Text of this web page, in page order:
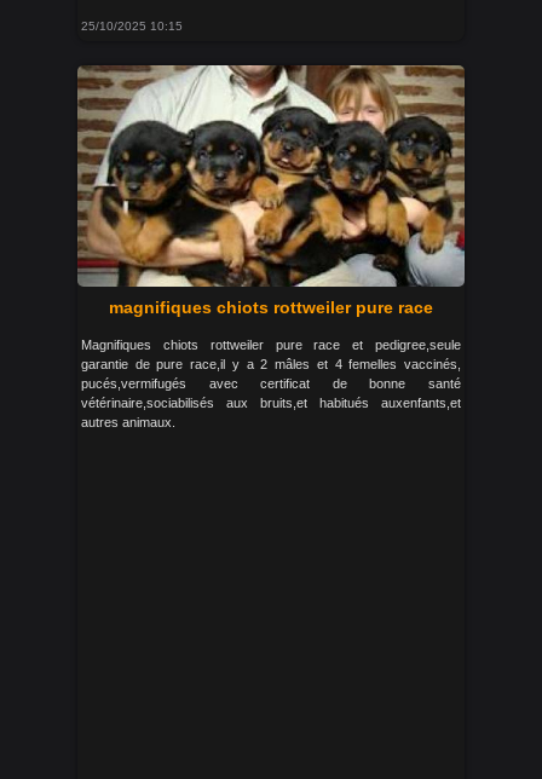
25/10/2025 10:15
magnifiques chiots rottweiler pure race
Magnifiques chiots rottweiler pure race et pedigree,seule
garantie de pure race,il y a 2 mâles et 4 femelles vaccinés,
pucés,vermifugés avec certificat de bonne santé
vétérinaire,sociabilisés aux bruits,et habitués auxenfants,et
autres animaux.